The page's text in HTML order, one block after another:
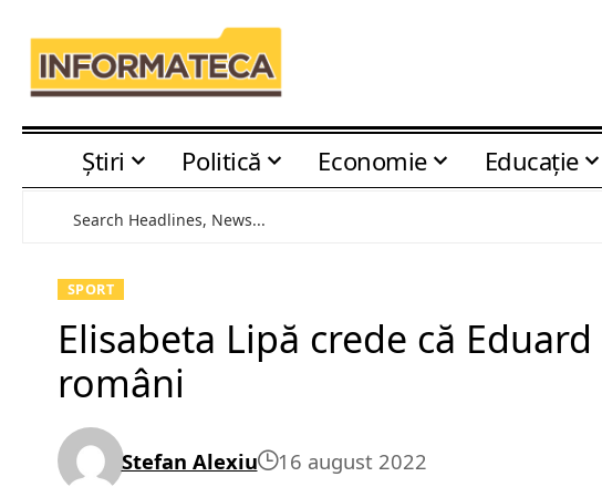
Știri Politică Economie Educaţie
SPORT
Elisabeta Lipă crede că
români
Stefan Alexiu 16 august 2022